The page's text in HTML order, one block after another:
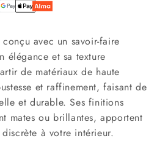
avec un savoir-faire
élégance et sa texture
de matériaux de haute
et raffinement, faisant de
et durable. Ses finitions
mates ou brillantes, apportent
à votre intérieur.